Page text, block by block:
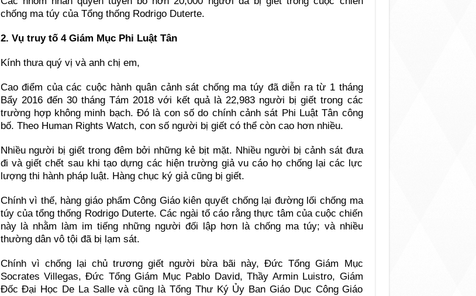
chống ma túy của Tổng thống Rodrigo Duterte.
2. Vụ truy tố 4 Giám Mục Phi Luật Tân
Kính thưa quý vị và anh chị em,
Cao điểm của các cuộc hành quân cảnh sát chống ma túy đã diễn ra từ 1 tháng
Bẩy 2016 đến 30 tháng Tám 2018 với kết quả là 22,983 người bị giết trong các
trường hợp không minh bạch. Đó là con số do chính cảnh sát Phi Luật Tân công
bố. Theo Human Rights Watch, con số người bị giết có thể còn cao hơn nhiều.
Nhiều người bị giết trong đêm bởi những kẻ bịt mặt. Nhiều người bị cảnh sát đưa
đi và giết chết sau khi tạo dựng các hiện trường giả vu cáo họ chống lại các lực
lượng thi hành pháp luật. Hàng chục ký giả cũng bị giết.
Chính vì thế, hàng giáo phẩm Công Giáo kiên quyết chống lại đường lối chống ma
túy của tổng thống Rodrigo Duterte. Các ngài tố cáo rằng thực tâm của cuộc chiến
này là nhằm làm im tiếng những người đối lập hơn là chống ma túy; và nhiều
thường dân vô tội đã bị lạm sát.
Chính vì chống lại chủ trương giết người bừa bãi này, Đức Tổng Giám Mục
Socrates Villegas, Đức Tổng Giám Mục Pablo David, Thầy Armin Luistro, Giám
Đốc Đại Học De La Salle và cũng là Tổng Thư Ký Ủy Ban Giáo Dục Công Giáo